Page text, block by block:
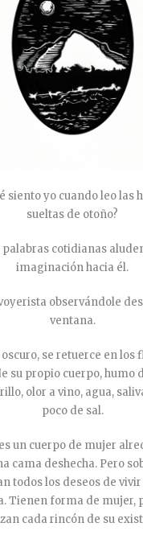
siento yo cuando leo las
sueltas de otoño?
palabras cotidianas
imaginación hacia él.
observándole
ventana.
se retuerce en los
su propio cuerpo, humo
olor a vino, agua,
poco de sal.
un cuerpo de mujer
cama deshecha. Pero
todos los deseos de vivir
Tienen forma de mujer,
cada rincón de su